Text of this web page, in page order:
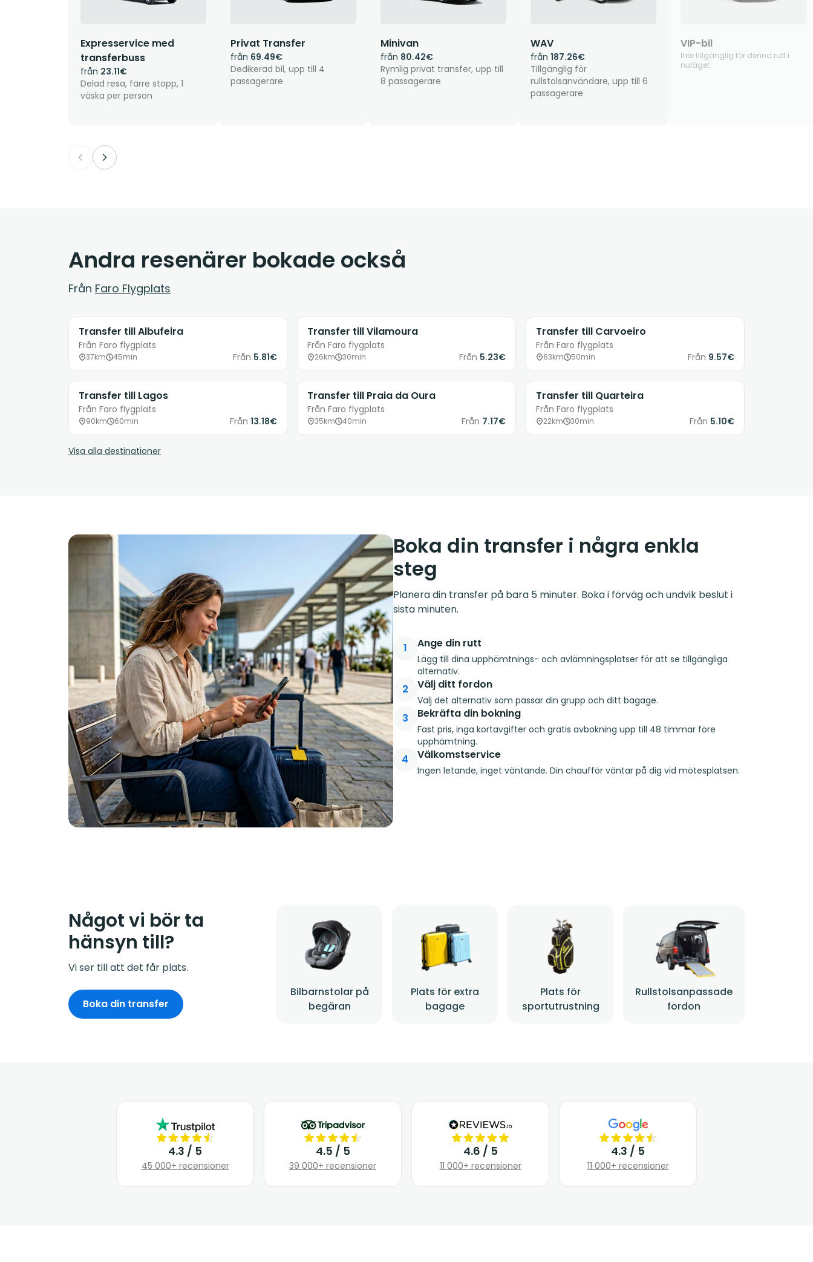
Expresservice med
transferbuss
från 23.11€
Delad resa, färre stopp, 1
väska per person
Privat Transfer
från 69.49€
Dedikerad bil, upp till 4
passagerare
Minivan
från 80.42€
Rymlig privat transfer, upp till
8 passagerare
WAV
från 187.26€
Tillgänglig för
rullstolsanvändare, upp till 6
passagerare
VIP-bil
Inte tillgänglig för denna rutt i
nuläget
Andra resenärer bokade också
Från Faro Flygplats
Transfer till Albufeira
Från Faro flygplats
37km 45min Från 5.81€
Transfer till Vilamoura
Från Faro flygplats
26km 30min Från 5.23€
Transfer till Carvoeiro
Från Faro flygplats
63km 50min Från 9.57€
Transfer till Lagos
Från Faro flygplats
90km 60min Från 13.18€
Transfer till Praia da Oura
Från Faro flygplats
35km 40min Från 7.17€
Transfer till Quarteira
Från Faro flygplats
22km 30min Från 5.10€
Visa alla destinationer
Boka din transfer i några enkla
steg
Planera din transfer på bara 5 minuter. Boka i förväg och undvik beslut i
sista minuten.
1 Ange din rutt
Lägg till dina upphämtnings- och avlämningsplatser för att se tillgängliga
alternativ.
2 Välj ditt fordon
Välj det alternativ som passar din grupp och ditt bagage.
3 Bekräfta din bokning
Fast pris, inga kortavgifter och gratis avbokning upp till 48 timmar före
upphämtning.
4 Välkomstservice
Ingen letande, inget väntande. Din chaufför väntar på dig vid mötesplatsen.
Något vi bör ta
hänsyn till?
Vi ser till att det får plats.
Bilbarnstolar på
begäran
Plats för extra
bagage
Plats för
sportutrustning
Rullstolsanpassade
fordon
Boka din transfer
4.3 / 5
45 000+ recensioner
4.5 / 5
39 000+ recensioner
4.6 / 5
11 000+ recensioner
4.3 / 5
11 000+ recensioner